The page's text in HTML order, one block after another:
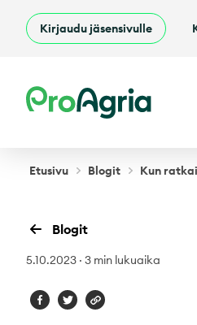
Kirjaudu jäsensivulle
ProAgria
Etusivu Blogit Kun
Blogit
5.10.2023 · 3 min lukuaika